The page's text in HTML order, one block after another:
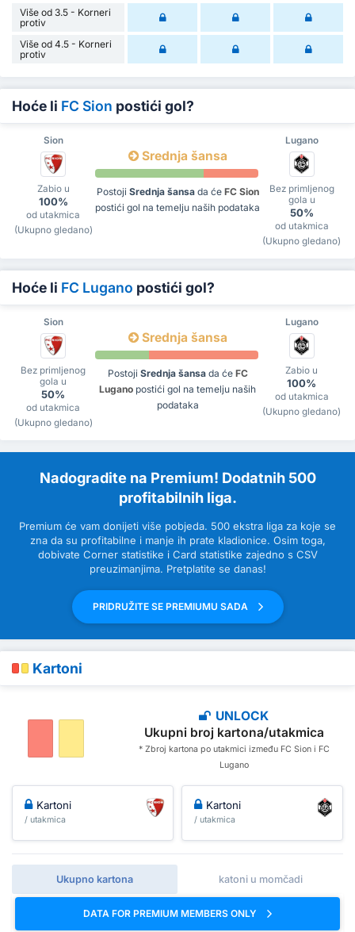
Više od 3.5 - Korneri
protiv
Više od 4.5 - Korneri
protiv
Hoće li FC Sion postići gol?
Sion Lugano
Zabio u
100%
od utakmica
(Ukupno gledano)
Srednja šansa
Postoji Srednja šansada će FC Sion
postići gol na temelju naših podataka
Bez primljenog
gola u
50%
od utakmica
(Ukupno gledano)
Hoće li FC Lugano postići gol?
Sion Lugano
Bez primljenog
gola u
50%
od utakmica
(Ukupno gledano)
Srednja šansa
Postoji Srednja šansada će FC
Lugano postići gol na temelju naših
podataka
Zabio u
100%
od utakmica
(Ukupno gledano)
Nadogradite na Premium! Dodatnih 500
profitabilnih liga.
Premium će vam donijeti više pobjeda. 500 ekstra liga za koje se
zna da su profitabilne i manje ih prate kladionice. Osim toga,
dobivate Corner statistike i Card statistike zajedno s CSV
preuzimanjima. Pretplatite se danas!
PRIDRUŽITE SE PREMIUMU SADA
Kartoni
UNLOCK
Ukupni broj kartona/utakmica
* Zbroj kartona po utakmici između FC Sion i FC
Lugano
Kartoni
/ utakmica
Kartoni
/ utakmica
Ukupno kartona katoni u momčadi
DATA FOR PREMIUM MEMBERS ONLY